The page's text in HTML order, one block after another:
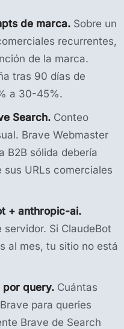
de marca. Sobre un
recurrentes,
de la marca.
tras 90 días de
a 30-45%.
Search. Conteo
Brave Webmaster
B2B sólida debería
URLs comerciales
+ anthropic-ai.
Si ClaudeBot
al mes, tu sitio no está
por query. Cuántas
para queries
Brave de Search